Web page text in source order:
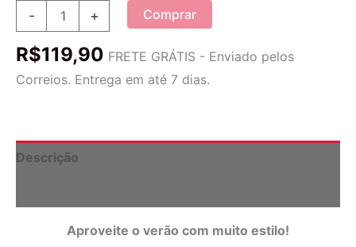
-
de
de
+ Comprar
R$119,90 FRETE GRÁTIS - Enviado pelos
Correios. Entrega em até 7 dias.
Descrição
Aproveite o verão com muito estilo!